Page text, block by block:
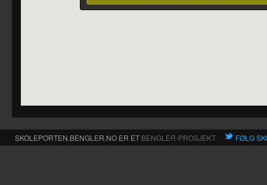
SKOLEPORTEN.BENGLER.NO ER ET BENGLER-PROSJEKT FØLG